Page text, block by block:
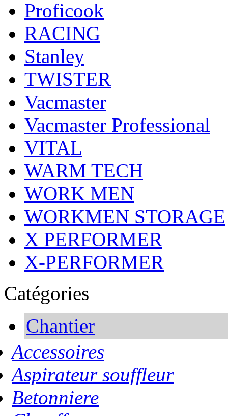
Proficook
RACING
Stanley
TWISTER
Vacmaster
Vacmaster Professional
VITAL
WARM TECH
WORK MEN
WORKMEN STORAGE
X PERFORMER
X-PERFORMER
Catégories
Chantier
Accessoires
Aspirateur souffleur
Betonniere